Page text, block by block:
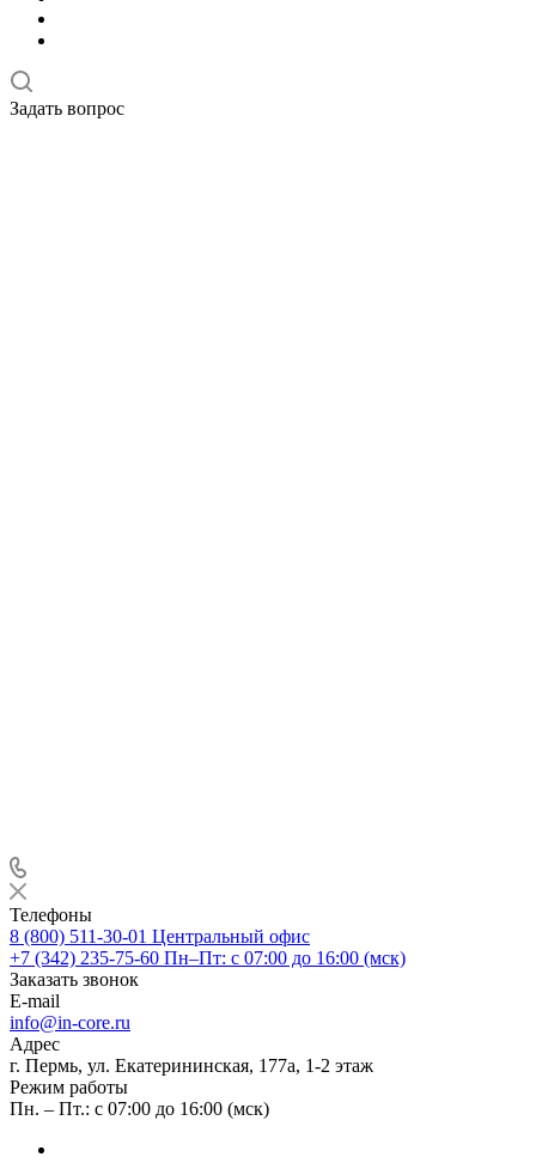
Задать вопрос
Телефоны
8 (800) 511-30-01 Центральный офис
+7 (342) 235-75-60 Пн–Пт: с 07:00 до 16:00 (мск)
Заказать звонок
E-mail
info@in-core.ru
Адрес
г. Пермь, ул. ​Екатерининская, 177а, ​1-2 этаж
Режим работы
Пн. – Пт.: с 07:00 до 16:00 (мск)